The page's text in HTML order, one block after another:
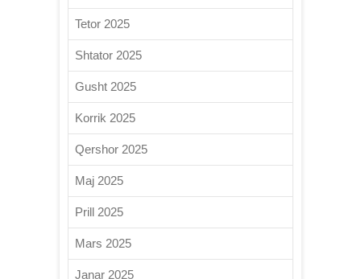
Tetor 2025
Shtator 2025
Gusht 2025
Korrik 2025
Qershor 2025
Maj 2025
Prill 2025
Mars 2025
Janar 2025